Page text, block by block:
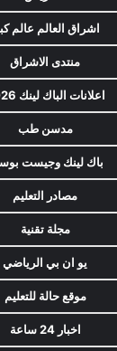
اشراق العالم عالم
منتدى الاشراق
اعلانات الباك لينك 2026
مدسن طب
باك لينك وجيست
مصادر التعليم
مجلة تقنية
يو ان بي الرياضي
موقع حالة للتعليم
اخبار 24 ساعة